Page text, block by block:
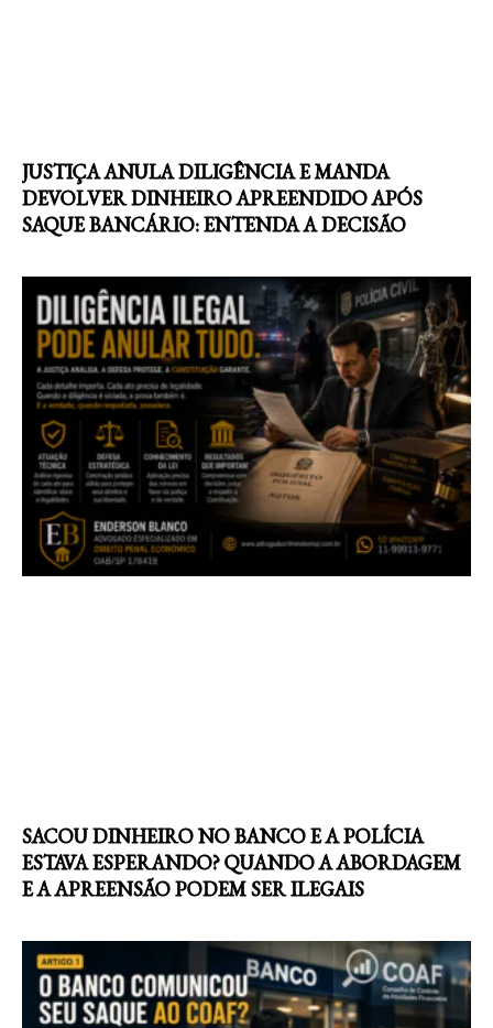
JUSTIÇA ANULA DILIGÊNCIA E MANDA
DEVOLVER DINHEIRO APREENDIDO APÓS
SAQUE BANCÁRIO: ENTENDA A DECISÃO
SACOU DINHEIRO NO BANCO E A POLÍCIA
ESTAVA ESPERANDO? QUANDO A ABORDAGEM
E A APREENSÃO PODEM SER ILEGAIS